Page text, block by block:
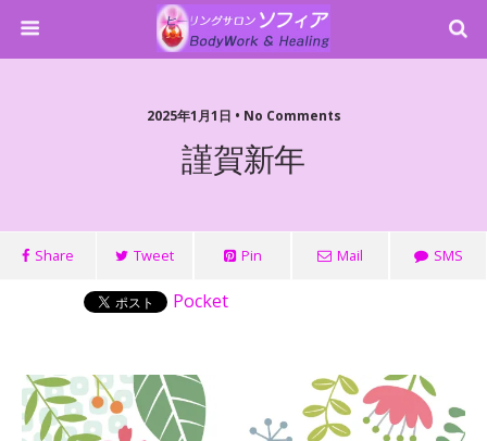
2025年1月1日 • No Comments
謹賀新年
Share Tweet Pin Mail SMS
Pocket